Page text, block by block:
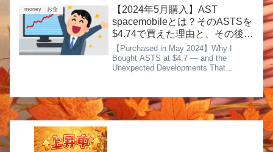
間」にこそ、実は大きなチャンスが潜
んでいることが多いです...
money お金
【2024年5月購入】AST
spacemobileとは？そのASTSを
$4.74で買えた理由と、その後に
起きた想像以上の展開
【Purchased in May 2024】Why I
Bought ASTS at $4.7 — and the
Unexpected Developments That